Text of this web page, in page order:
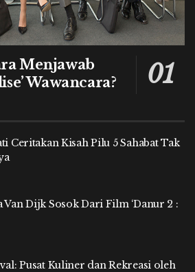
Menjawab
Wawancara?
Ceritakan Kisah Pilu 5 Sahabat Tak
Van Dijk Sosok Dari Film ‘Danur 2 :
Pusat Kuliner dan Rekreasi oleh